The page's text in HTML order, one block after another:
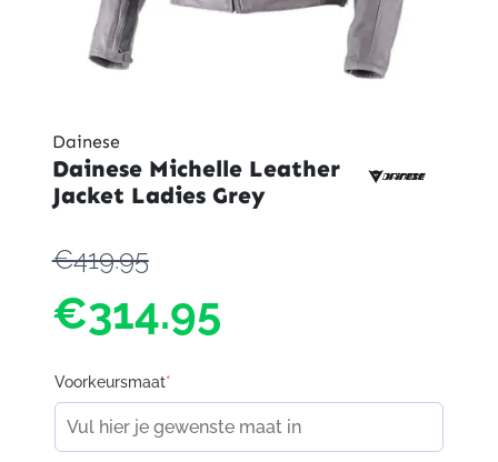
Dainese
Dainese Michelle Leather
Jacket Ladies Grey
€419.95
€314.95
Voorkeursmaat*